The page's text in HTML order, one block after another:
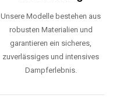
Unsere Modelle bestehen aus
robusten Materialien und
garantieren ein sicheres,
zuverlässiges und intensives
Dampferlebnis.